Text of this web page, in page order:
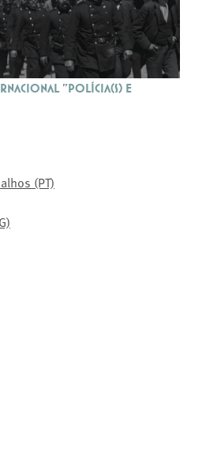
"Polícia(s) e
(PT)